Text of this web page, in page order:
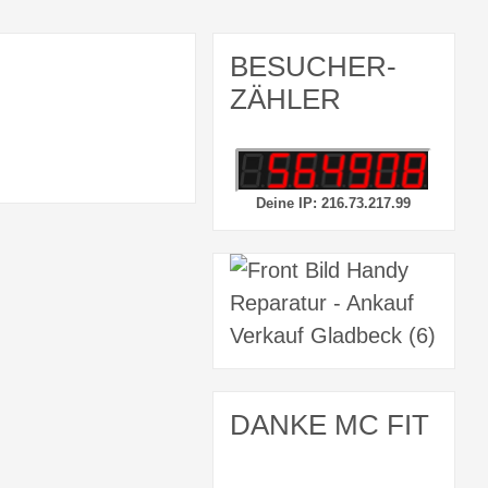
BESUCHER-
ZÄHLER
Deine IP: 216.73.217.99
DANKE MC FIT